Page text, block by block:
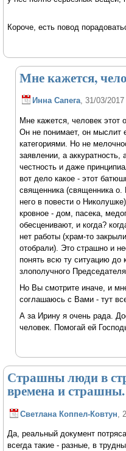
Короче, есть повод
Мне кажется,
Инна Сапега, 31/03/
Мне кажется, человек этот
Он не понимает, он мыслит
категориями. Но не
заявлении, а
честность и даже
вот дело какое - этот
священника (священника о.
него в повести о
кровное - дом, пасека,
обесценивают, и когда?
нет работы (храм-то
отобрали). Это страшно и
понять всю ту ситуацию до
злополучного
Но Вы смотрите иначе, и
соглашаюсь с Вами - тут
А за Ирину я очень рада.
человек. Помогай ей
Страшны люди в
времена и страшны.
Светлана Коппел-Ковтун ,
Да, реальный документ
всегда такие - разные, в